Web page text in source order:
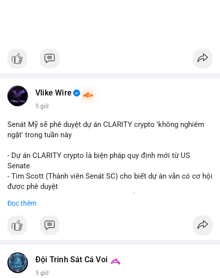
Vlike Wire
5 giờ
Senát Mỹ sẽ phê duyệt dự án CLARITY crypto 'không nghiêm
ngặt' trong tuần này
- Dự án CLARITY crypto là biện pháp quy định mới từ US
Senate
- Tim Scott (Thành viên Senát SC) cho biết dự án vẫn có cơ hội
được phê duyệt
trình
#vlikevn #titanbot
Đọc thêm
Đội Trinh Sát Cá Voi
5 giờ